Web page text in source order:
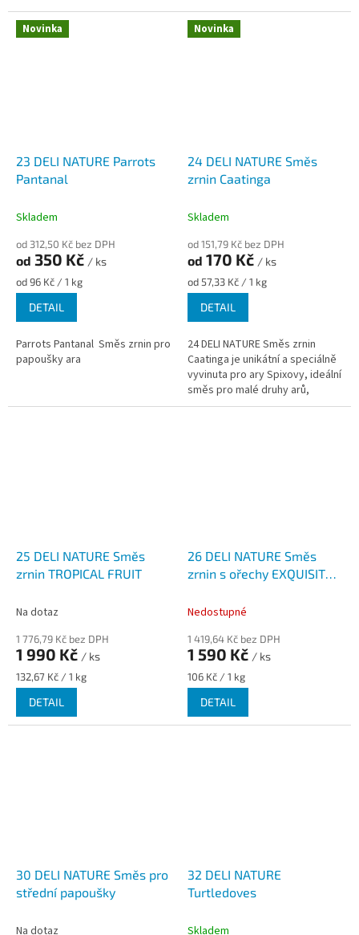
Novinka
23 DELI NATURE Parrots
Pantanal
Skladem
od 312,50 Kč bez DPH
od 350 Kč / ks
Měrná
cena:
od 96 Kč / 1 kg
DETAIL
Parrots Pantanal Směs zrnin pro
papoušky ara
Novinka
24 DELI NATURE Směs
zrnin Caatinga
Skladem
od 151,79 Kč bez DPH
od 170 Kč / ks
Měrná
cena:
od 57,33 Kč / 1 kg
DETAIL
24 DELI NATURE Směs zrnin
Caatinga je unikátní a speciálně
vyvinuta pro ary Spixovy, ideální
směs pro malé druhy arů,
vhodná pro velké aratingy a
25 DELI NATURE Směs
zrnin TROPICAL FRUIT
Na dotaz
1 776,79 Kč bez DPH
1 990 Kč / ks
Měrná
cena:
132,67 Kč / 1 kg
DETAIL
26 DELI NATURE Směs
zrnin s ořechy EXQUISIT
Nedostupné
1 419,64 Kč bez DPH
1 590 Kč / ks
Měrná
cena:
106 Kč / 1 kg
DETAIL
30 DELI NATURE Směs pro
střední papoušky
Na dotaz
32 DELI NATURE
Turtledoves
Skladem